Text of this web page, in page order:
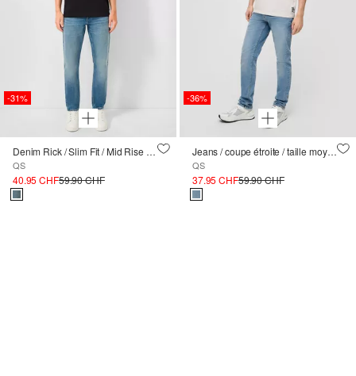
-31%
Denim Rick / Slim Fit / Mid Rise / Slim Leg
QS
40.95 CHF59.90 CHF
-36%
Jeans / coupe étroite / taille moyenne / jambe étroite
QS
37.95 CHF59.90 CHF